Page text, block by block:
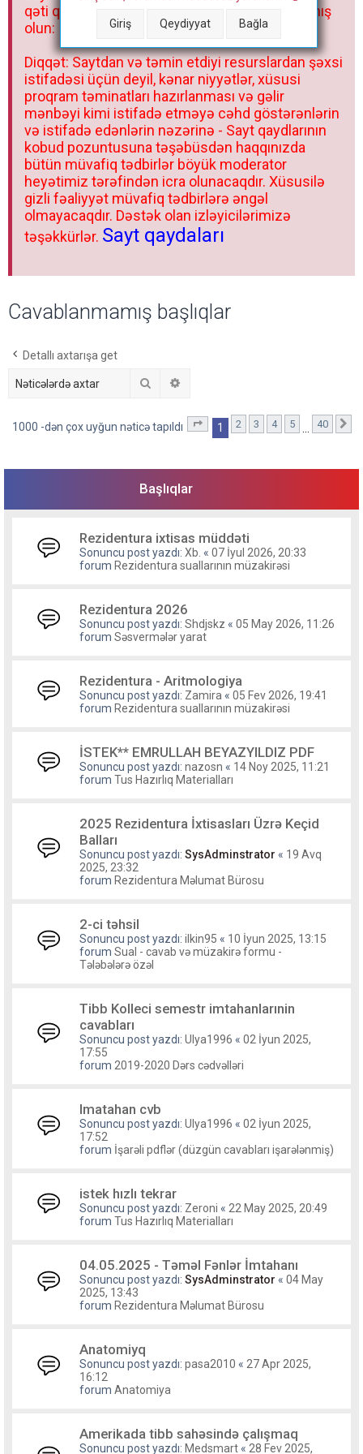
Giriş Qeydiyyat Bağla
qəti qadağandır! Forum qaydaları ilə mütləq tanış
olun:
Diqqət: Saytdan və təmin etdiyi resurslardan şəxsi
istifadəsi üçün deyil, kənar niyyətlər, xüsusi
proqram təminatları hazırlanması və gəlir
mənbəyi kimi istifadə etməyə cəhd göstərənlərin
və istifadə edənlərin nəzərinə - Sayt qaydlarının
kobud pozuntusuna təşəbüsdən haqqınızda
bütün müvafiq tədbirlər böyük moderator
heyətimiz tərəfindən icra olunacaqdır. Xüsusilə
gizli fəaliyyət müvafiq tədbirlərə əngəl
olmayacaqdır. Dəstək olan izləyicilərimizə
təşəkkürlər. Sayt qaydaları
Cavablanmamış başlıqlar
Detallı axtarışa get
Axtar
1000 -dən çox uyğun nəticə tapıldı . səhifə (Cəmi40 səhifə)
1 2 3 4 5 40
Başlıqlar
Rezidentura ixtisas müddəti
Sonuncu post yazdı: Xb. « 07 İyul 2026, 20:33
forum Rezidentura suallarının müzakirəsi
Rezidentura 2026
Sonuncu post yazdı: Shdjskz « 05 May 2026, 11:26
forum Səsvermələr yarat
Rezidentura - Aritmologiya
Sonuncu post yazdı: Zamira « 05 Fev 2026, 19:41
forum Rezidentura suallarının müzakirəsi
İSTEK** EMRULLAH BEYAZYILDIZ PDF
Sonuncu post yazdı: nazosn « 14 Noy 2025, 11:21
forum Tus Hazırlıq Materialları
2025 Rezidentura İxtisasları Üzrə Keçid
Balları
Sonuncu post yazdı: SysAdminstrator « 19 Avq
2025, 23:32
forum Rezidentura Məlumat Bürosu
2-ci təhsil
Sonuncu post yazdı: ilkin95 « 10 İyun 2025, 13:15
forum Sual - cavab və müzakirə formu -
Tələbələrə özəl
Tibb Kolleci semestr imtahanlarınin
cavabları
Sonuncu post yazdı: Ulya1996 « 02 İyun 2025,
17:55
forum 2019-2020 Dərs cədvəlləri
Imatahan cvb
Sonuncu post yazdı: Ulya1996 « 02 İyun 2025,
17:52
forum İşarəli pdflər (düzgün cavabları işarələnmiş)
istek hızlı tekrar
Sonuncu post yazdı: Zeroni « 22 May 2025, 20:49
forum Tus Hazırlıq Materialları
04.05.2025 - Təməl Fənlər İmtahanı
Sonuncu post yazdı: SysAdminstrator « 04 May
2025, 13:43
forum Rezidentura Məlumat Bürosu
Anatomiyq
Sonuncu post yazdı: pasa2010 « 27 Apr 2025,
16:12
forum Anatomiya
Amerikada tibb sahəsində çalışmaq
Sonuncu post yazdı: Medsmart « 28 Fev 2025,